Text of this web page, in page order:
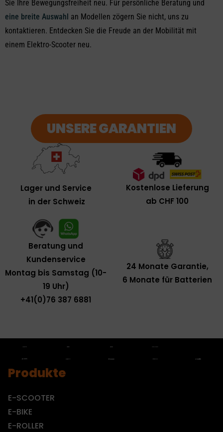
Sie Ihre Bewegungsfreiheit neu. Für persönliche Beratung und
eine breite Auswahl an Modellen zögern Sie nicht, uns zu
kontaktieren. Entdecken Sie die Freude an der Mobilität mit
einem Elektro-Scooter neu.
UNSERE GARANTIEN
Lager und Service
in der Schweiz
Kostenlose Lieferung
ab CHF 100
Beratung und
Kundenservice
Montag bis Samstag (10-
19 Uhr)
+41(0)76 387 6881
24 Monate Garantie,
6 Monate für Batterien
Produkte
E-SCOOTER
E-BIKE
E-ROLLER